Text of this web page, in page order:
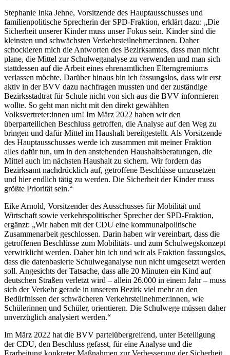
Stephanie Inka Jehne, Vorsitzende des Hauptausschusses und
familienpolitische Sprecherin der SPD-Fraktion, erklärt dazu: „Die
Sicherheit unserer Kinder muss unser Fokus sein. Kinder sind die
kleinsten und schwächsten Verkehrsteilnehmer:innen. Daher
schockieren mich die Antworten des Bezirksamtes, dass man nicht
plane, die Mittel zur Schulweganalyse zu verwenden und man sich
stattdessen auf die Arbeit eines ehrenamtlichen Elterngremiums
verlassen möchte. Darüber hinaus bin ich fassungslos, dass wir erst
aktiv in der BVV dazu nachfragen mussten und der zuständige
Bezirksstadtrat für Schule nicht von sich aus die BVV informieren
wollte. So geht man nicht mit den direkt gewählten
Volksvertreter:innen um! Im März 2022 haben wir den
überparteilichen Beschluss getroffen, die Analyse auf den Weg zu
bringen und dafür Mittel im Haushalt bereitgestellt. Als Vorsitzende
des Hauptausschusses werde ich zusammen mit meiner Fraktion
alles dafür tun, um in den anstehenden Haushaltsberatungen, die
Mittel auch im nächsten Haushalt zu sichern. Wir fordern das
Bezirksamt nachdrücklich auf, getroffene Beschlüsse umzusetzen
und hier endlich tätig zu werden. Die Sicherheit der Kinder muss
größte Priorität sein.“
Eike Arnold, Vorsitzender des Ausschusses für Mobilität und
Wirtschaft sowie verkehrspolitischer Sprecher der SPD-Fraktion,
ergänzt: „Wir haben mit der CDU eine kommunalpolitische
Zusammenarbeit geschlossen. Darin haben wir vereinbart, dass die
getroffenen Beschlüsse zum Mobilitäts- und zum Schulwegskonzept
verwirklicht werden. Daher bin ich und wir als Fraktion fassungslos,
dass die datenbasierte Schulweganalyse nun nicht umgesetzt werden
soll. Angesichts der Tatsache, dass alle 20 Minuten ein Kind auf
deutschen Straßen verletzt wird – allein 26.000 in einem Jahr – muss
sich der Verkehr gerade in unserem Bezirk viel mehr an den
Bedürfnissen der schwächeren Verkehrsteilnehmer:innen, wie
Schülerinnen und Schüler, orientieren. Die Schulwege müssen daher
unverzüglich analysiert werden.“
Im März 2022 hat die BVV parteiübergreifend, unter Beteiligung
der CDU, den Beschluss gefasst, für eine Analyse und die
Erarbeitung konkreter Maßnahmen zur Verbesserung der Sicherheit